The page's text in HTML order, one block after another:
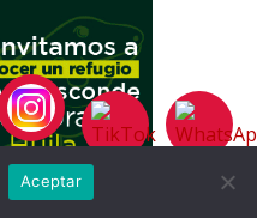
Aceptar